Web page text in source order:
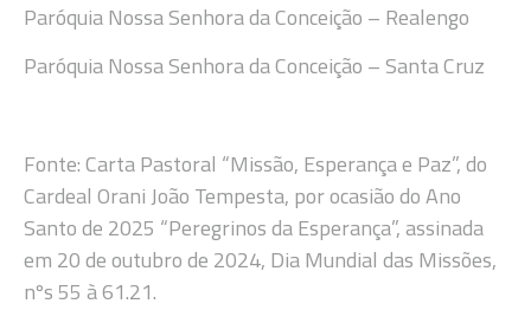
Paróquia Nossa Senhora da Conceição – Realengo
Paróquia Nossa Senhora da Conceição – Santa Cruz
Fonte: Carta Pastoral “Missão, Esperança e Paz”, do
Cardeal Orani João Tempesta, por ocasião do Ano
Santo de 2025 “Peregrinos da Esperança”, assinada
em 20 de outubro de 2024, Dia Mundial das Missões,
nºs 55 à 61.21.